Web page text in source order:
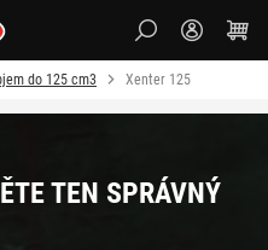
do 125 cm3 Xenter 125
TEN SPRÁVNÝ